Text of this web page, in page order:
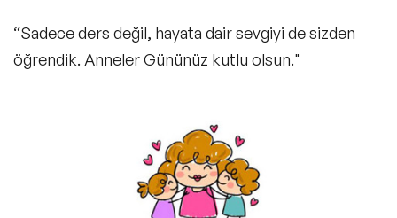
“Sadece ders değil, hayata dair sevgiyi de sizden
öğrendik. Anneler Gününüz kutlu olsun."